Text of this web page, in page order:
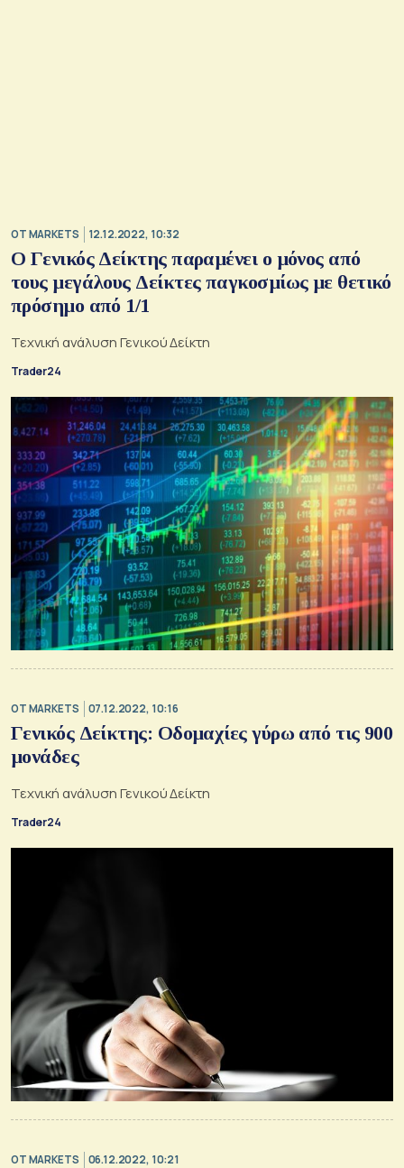
OT MARKETS 12.12.2022, 10:32
Ο Γενικός Δείκτης παραμένει ο μόνος από
τους μεγάλους Δείκτες παγκοσμίως με θετικό
πρόσημο από 1/1
Τεχνική ανάλυση Γενικού Δείκτη
Trader24
OT MARKETS 07.12.2022, 10:16
Γενικός Δείκτης: Οδομαχίες γύρω από τις 900
μονάδες
Τεχνική ανάλυση Γενικού Δείκτη
Trader24
OT MARKETS 06.12.2022, 10:21